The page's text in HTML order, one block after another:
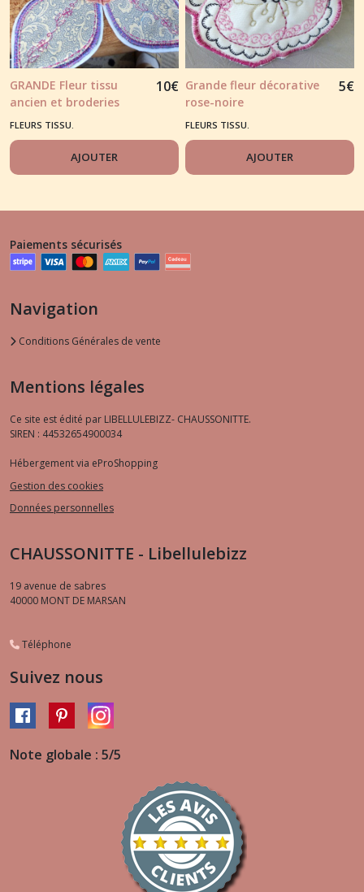
GRANDE Fleur tissu
ancien et broderies
10€
FLEURS TISSU.
AJOUTER
Grande fleur décorative
rose-noire
5€
FLEURS TISSU.
AJOUTER
Paiements sécurisés
Navigation
Conditions Générales de vente
Mentions légales
Ce site est édité par LIBELLULEBIZZ- CHAUSSONITTE.
SIREN : 44532654900034
Hébergement via eProShopping
Gestion des cookies
Données personnelles
CHAUSSONITTE - Libellulebizz
19 avenue de sabres
40000 MONT DE MARSAN
Téléphone
Suivez nous
Note globale : 5/5